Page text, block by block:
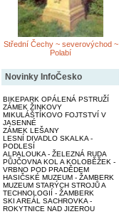
Střední Čechy ~ severovýchod ~
Polabí
Novinky InfoČesko
BIKEPARK OPÁLENÁ PSTRUŽÍ
ZÁMEK ŽINKOVY
MIKULÁŠTÍKOVO FOJTSTVÍ V
JASENNÉ
ZÁMEK LEŠANY
LESNÍ DIVADLO SKALKA -
PODLESÍ
ALPALOUKA - ŽELEZNÁ RUDA
PŮJČOVNA KOL A KOLOBĚŽEK -
VRBNO POD PRADĚDEM
HASIČSKÉ MUZEUM - ŽAMBERK
MUZEUM STARÝCH STROJŮ A
TECHNOLOGIÍ - ŽAMBERK
SKI AREÁL SACHROVKA -
ROKYTNICE NAD JIZEROU